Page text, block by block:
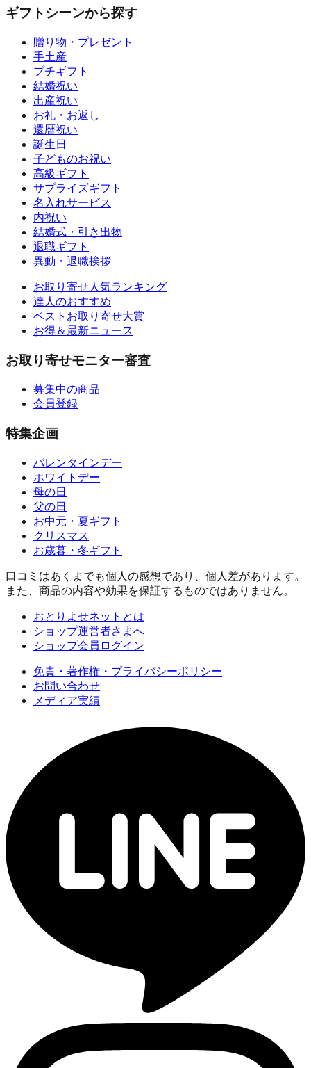
ギフトシーンから探す
贈り物・プレゼント
手土産
プチギフト
結婚祝い
出産祝い
お礼・お返し
還暦祝い
誕生日
子どものお祝い
高級ギフト
サプライズギフト
名入れサービス
内祝い
結婚式・引き出物
退職ギフト
異動・退職挨拶
お取り寄せ人気ランキング
達人のおすすめ
ベストお取り寄せ大賞
お得＆最新ニュース
お取り寄せモニター審査
募集中の商品
会員登録
特集企画
バレンタインデー
ホワイトデー
母の日
父の日
お中元・夏ギフト
クリスマス
お歳暮・冬ギフト
口コミはあくまでも個人の感想であり、個人差があります。
また、商品の内容や効果を保証するものではありません。
おとりよせネットとは
ショップ運営者さまへ
ショップ会員ログイン
免責・著作権・プライバシーポリシー
お問い合わせ
メディア実績